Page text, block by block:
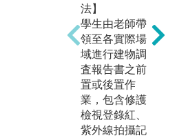
法】
學生由老師帶
領至各實際場
域進行建物調
査報告書之前
置或後置作
業，包含修護
檢視登錄紅、
紫外線拍攝記